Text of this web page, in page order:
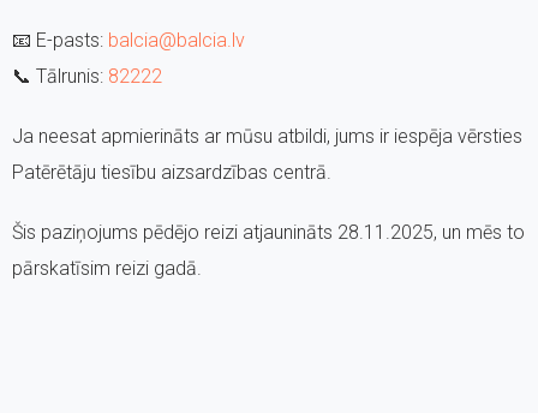
📧 E-pasts: balcia@balcia.lv
📞 Tālrunis: 82222
Ja neesat apmierināts ar mūsu atbildi, jums ir iespēja vērsties
Patērētāju tiesību aizsardzības centrā.
Šis paziņojums pēdējo reizi atjaunināts 28.11.2025, un mēs to
pārskatīsim reizi gadā.